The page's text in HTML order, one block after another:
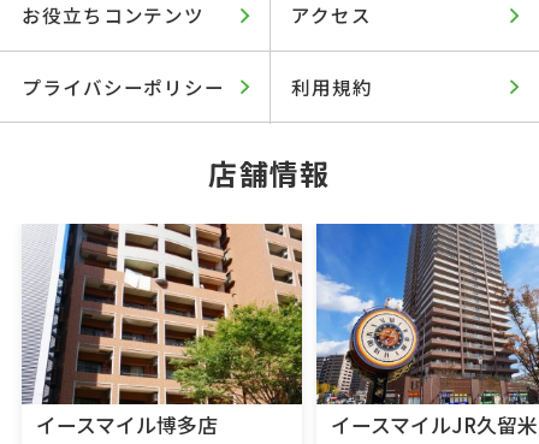
お役立ちコンテンツ アクセス
プライバシーポリシー 利用規約
店舗情報
イースマイル博多店 イースマイルJR久留